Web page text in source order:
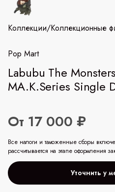
Коллекции/Коллекционные
Pop Mart
Labubu The
MA.K.Series Single
От 17 000 ₽
Все налоги и таможенные сборы
рассчитывается на этапе оформления
Уточнить у